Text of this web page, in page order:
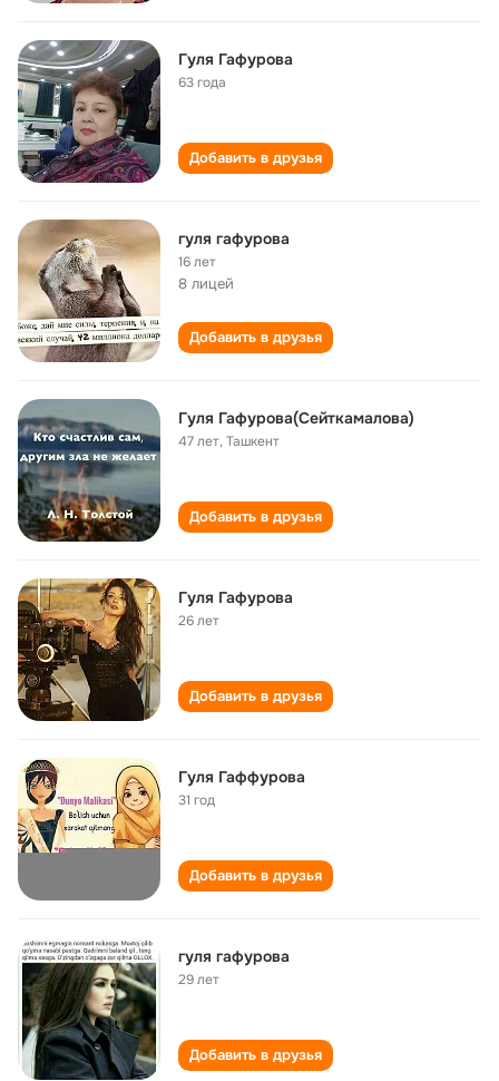
Гуля Гафурова
63 года
Добавить в друзья
гуля гафурова
16 лет
8 лицей
Добавить в друзья
Гуля Гафурова(Сейткамалова)
47 лет,Ташкент
Добавить в друзья
Гуля Гафурова
26 лет
Добавить в друзья
Гуля Гаффурова
31 год
Добавить в друзья
гуля гафурова
29 лет
Добавить в друзья